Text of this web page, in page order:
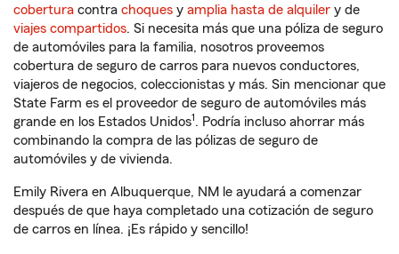
cobertura contra choques y amplia hasta de alquiler y de
viajes compartidos. Si necesita más que una póliza de seguro
de automóviles para la familia, nosotros proveemos
cobertura de seguro de carros para nuevos conductores,
viajeros de negocios, coleccionistas y más. Sin mencionar que
State Farm es el proveedor de seguro de automóviles más
grande en los Estados Unidos1 . Podría incluso ahorrar más
combinando la compra de las pólizas de seguro de
automóviles y de vivienda.
Emily Rivera en Albuquerque, NM le ayudará a comenzar
después de que haya completado una cotización de seguro
de carros en línea. ¡Es rápido y sencillo!